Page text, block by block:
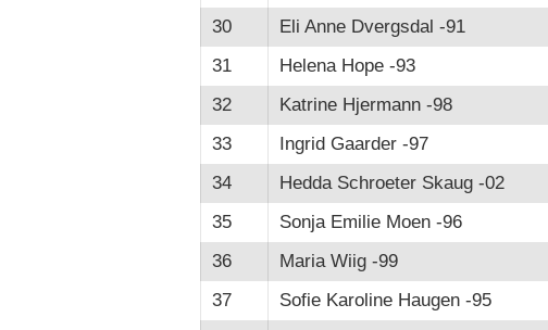
30
Eli Anne Dvergsdal -91
31
Helena Hope -93
32
Katrine Hjermann -98
33
Ingrid Gaarder -97
34
Hedda Schroeter Skaug -02
35
Sonja Emilie Moen -96
36
Maria Wiig -99
37
Sofie Karoline Haugen -95